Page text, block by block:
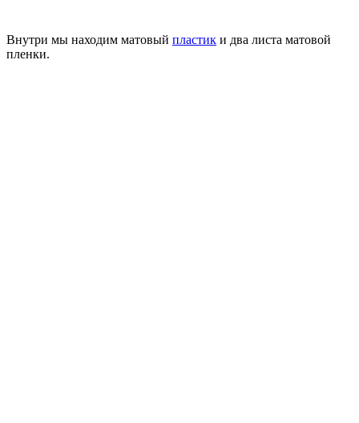
Внутри мы находим матовый пластик и два листа матовой
пленки.